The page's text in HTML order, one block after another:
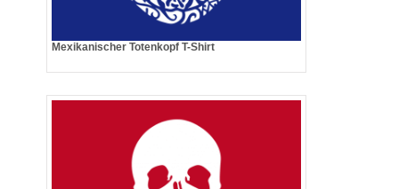
Mexikanischer Totenkopf T-Shirt